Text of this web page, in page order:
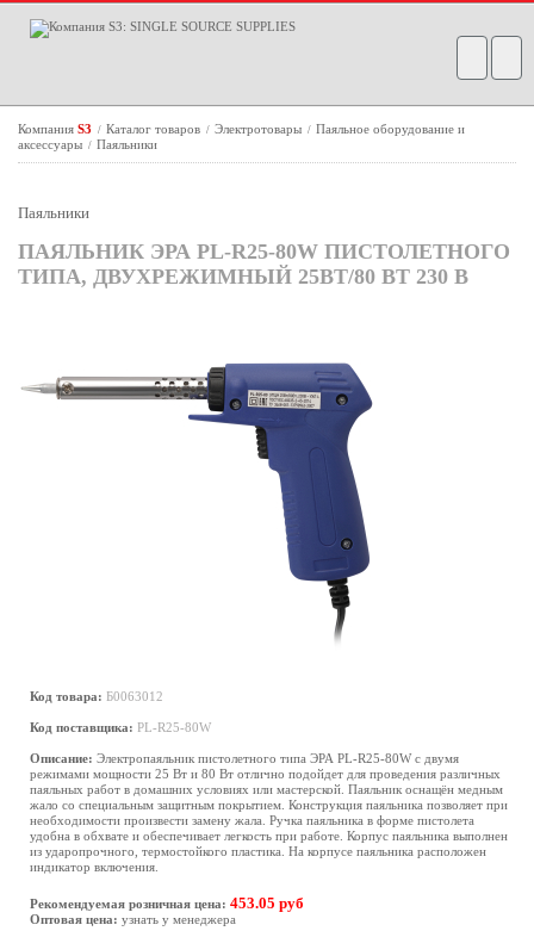
Компания S3 / Каталог товаров / Электротовары / Паяльное оборудование и
аксессуары / Паяльники
Паяльники
ПАЯЛЬНИК ЭРА PL-R25-80W ПИСТОЛЕТНОГО
ТИПА, ДВУХРЕЖИМНЫЙ 25ВТ/80 ВТ 230 В
Код товара: Б0063012
Код поставщика: PL-R25-80W
Описание: Электропаяльник пистолетного типа ЭРА PL-R25-80W с двумя
режимами мощности 25 Вт и 80 Вт отлично подойдет для проведения различных
паяльных работ в домашних условиях или мастерской. Паяльник оснащён медным
жало со специальным защитным покрытием. Конструкция паяльника позволяет при
необходимости произвести замену жала. Ручка паяльника в форме пистолета
удобна в обхвате и обеспечивает легкость при работе. Корпус паяльника выполнен
из ударопрочного, термостойкого пластика. На корпусе паяльника расположен
индикатор включения.
Рекомендуемая розничная цена: 453.05 руб
Оптовая цена: узнать у менеджера